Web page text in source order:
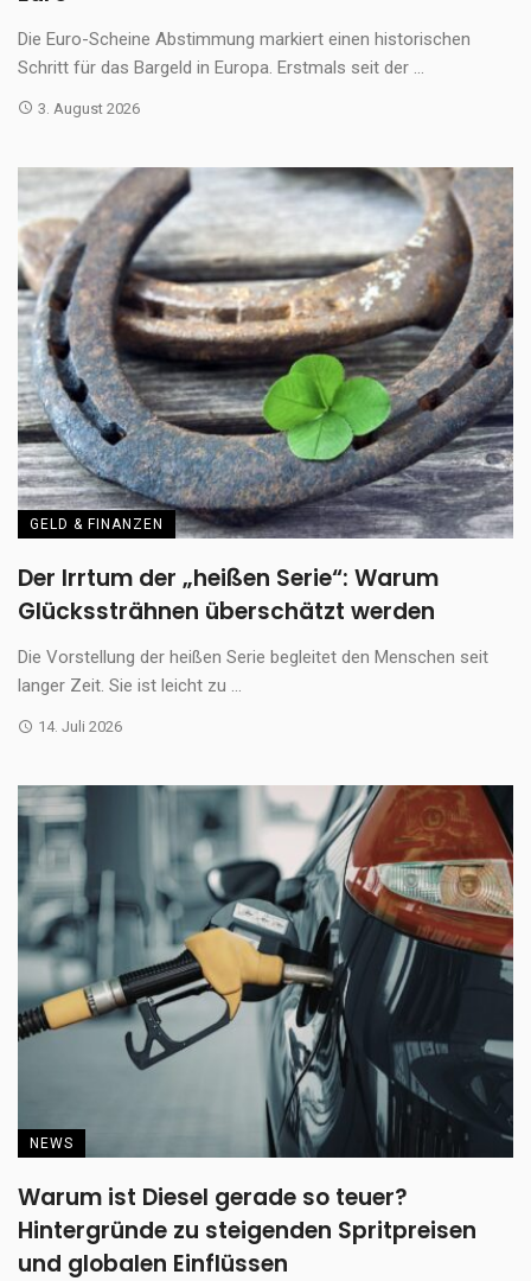
Die Euro-Scheine Abstimmung markiert einen historischen
Schritt für das Bargeld in Europa. Erstmals seit der ...
3. August 2026
GELD & FINANZEN
Der Irrtum der „heißen Serie“: Warum
Glückssträhnen überschätzt werden
Die Vorstellung der heißen Serie begleitet den Menschen seit
langer Zeit. Sie ist leicht zu ...
14. Juli 2026
NEWS
Warum ist Diesel gerade so teuer?
Hintergründe zu steigenden Spritpreisen
und globalen Einflüssen